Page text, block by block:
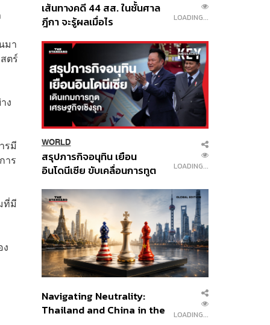
มา
ตร์
ง
รมี
าร
ที่มี
เส้นทางคดี 44 สส. ในชั้นศาล
ฎีกา จะรู้ผลเมื่อไร
LOADING...
WORLD
สรุปภารกิจอนุทิน เยือน
อินโดนีเซีย ขับเคลื่อนการทูต
ส่วนยุทธศาสตร์ไทย –
อินโดนีเซีย
LOADING...
Navigating Neutrality:
Thailand and China in the
LOADING...